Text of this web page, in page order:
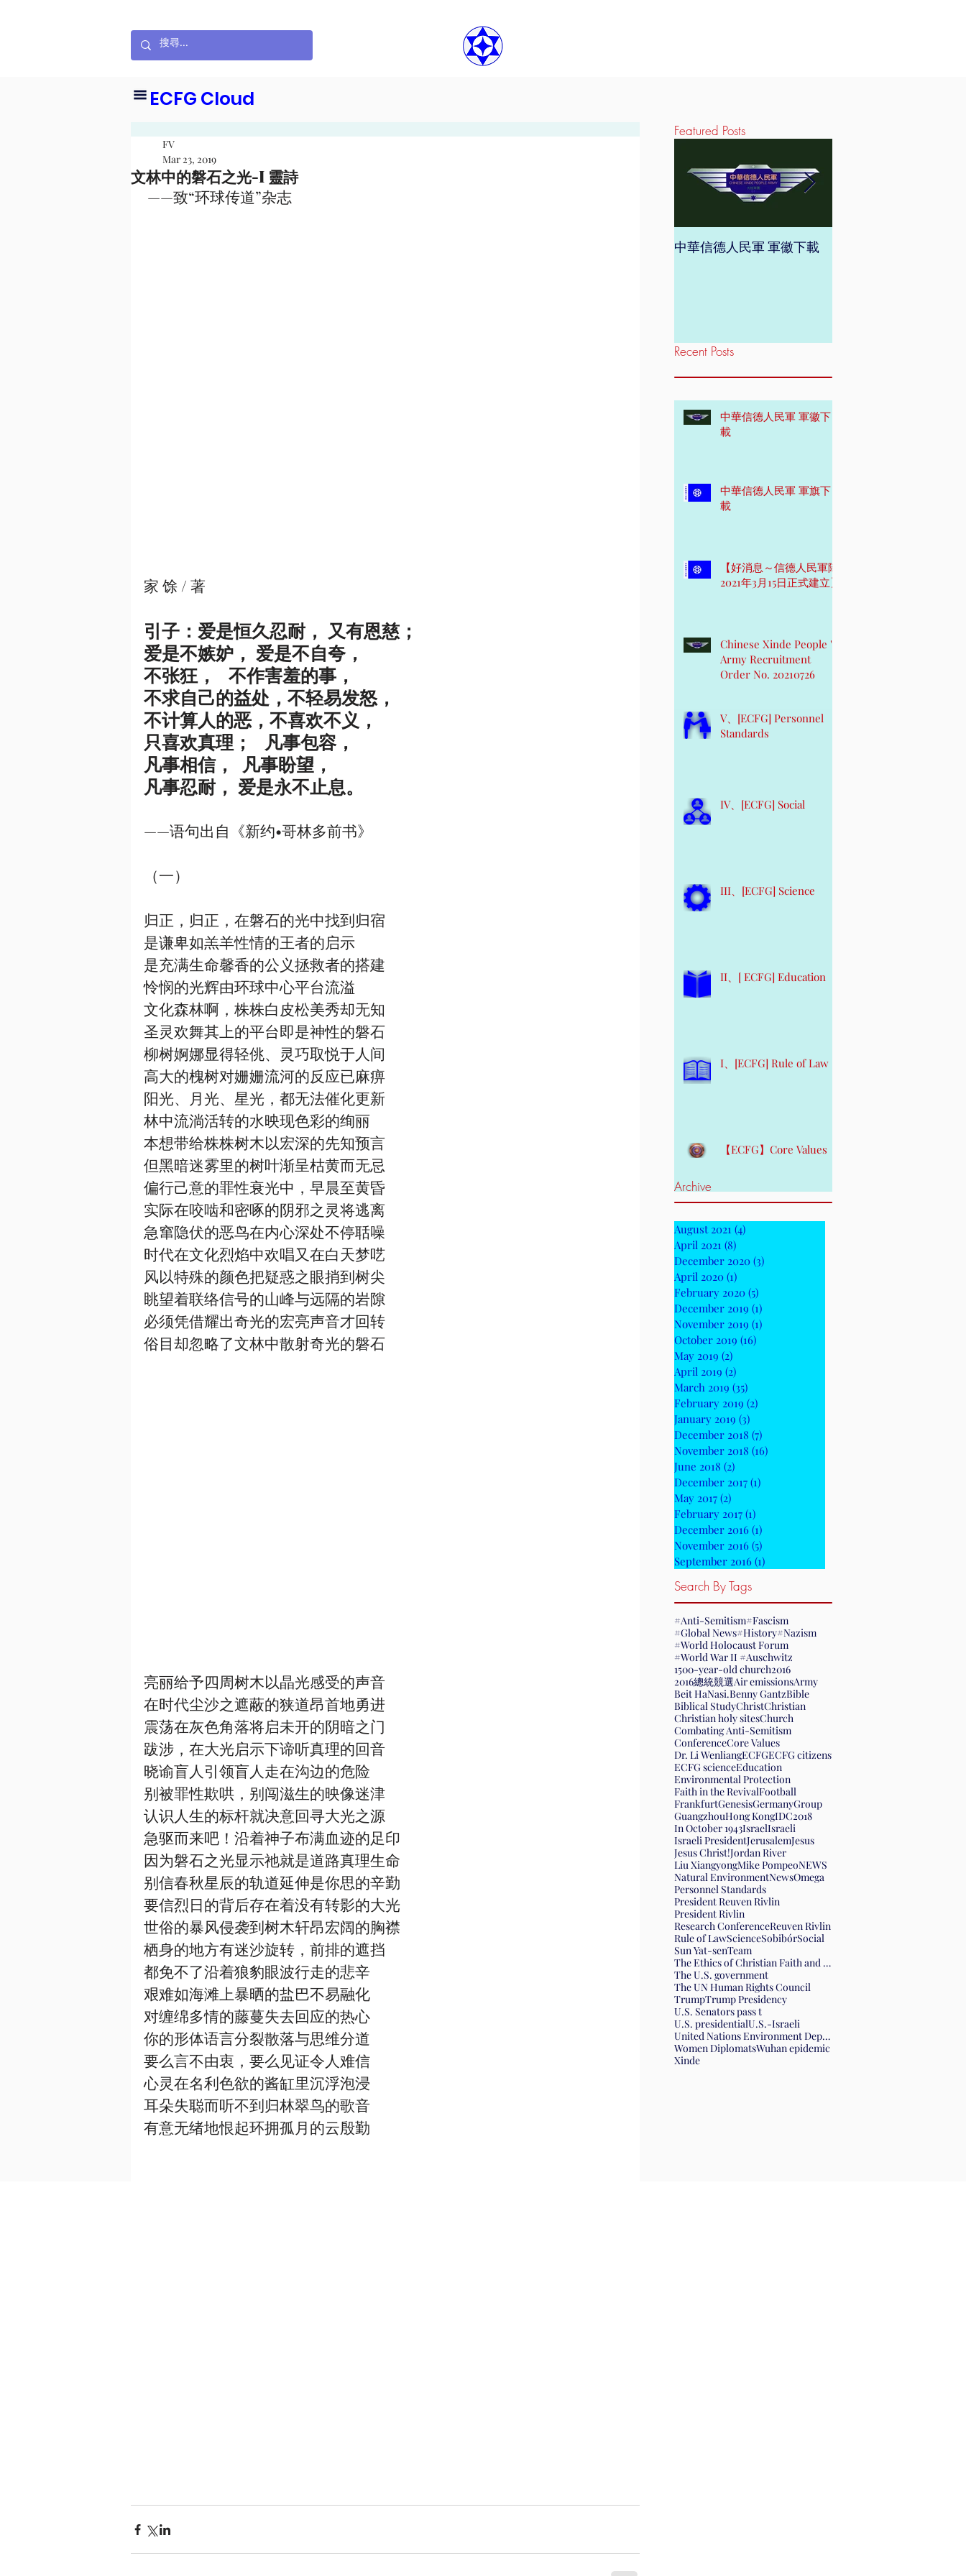
ECFG Cloud
Featured Posts
中華信德人民軍 軍徽下載
Recent Posts
中華信德人民軍 軍徽下
載
中華信德人民軍 軍旗下
載
【好消息～信德人民軍隊
2021年3月15日正式建立】
Chinese Xinde People 's
Army Recruitment
Order No. 20210726
V、[ECFG] Personnel
Standards
IV、[ECFG] Social
III、[ECFG] Science
II、[ ECFG] Education
I、[ECFG] Rule of Law
【ECFG】Core Values
Archive
August 2021 (4)
April 2021 (8)
December 2020 (3)
April 2020 (1)
February 2020 (5)
December 2019 (1)
November 2019 (1)
October 2019 (16)
May 2019 (2)
April 2019 (2)
March 2019 (35)
February 2019 (2)
January 2019 (3)
December 2018 (7)
November 2018 (16)
June 2018 (2)
December 2017 (1)
May 2017 (2)
February 2017 (1)
December 2016 (1)
November 2016 (5)
September 2016 (1)
Search By Tags
#Anti-Semitism#Fascism
#Global News#History#Nazism
#World Holocaust Forum
#World War II #Auschwitz
1500-year-old church2016
2016總統競選Air emissionsArmy
Beit HaNasi.Benny GantzBible
Biblical StudyChristChristian
Christian holy sitesChurch
Combating Anti-Semitism
ConferenceCore Values
Dr. Li WenliangECFGECFG citizens
ECFG scienceEducation
Environmental Protection
Faith in the RevivalFootball
FrankfurtGenesisGermanyGroup
GuangzhouHong KongIDC2018
In October 1943IsraelIsraeli
Israeli PresidentJerusalemJesus
Jesus Christ!Jordan River
Liu XiangyongMike PompeoNEWS
Natural EnvironmentNewsOmega
Personnel Standards
President Reuven Rivlin
President Rivlin
Research ConferenceReuven Rivlin
Rule of LawScienceSobibórSocial
Sun Yat-senTeam
The Ethics of Christian Faith and the Form of Government
The U.S. government
The UN Human Rights Council
TrumpTrump Presidency
U.S. Senators pass t
U.S. presidentialU.S.-Israeli
United Nations Environment Department
Women DiplomatsWuhan epidemic
Xinde
文林中的磐石之光-I 靈詩
FV
Mar 23, 2019
——致“环球传道”杂志
家 馀 / 著
引子：爱是恒久忍耐， 又有恩慈；
爱是不嫉妒， 爱是不自夸，
不张狂，   不作害羞的事，
不求自己的益处，不轻易发怒，
不计算人的恶，不喜欢不义，
只喜欢真理；   凡事包容，
凡事相信，  凡事盼望，
凡事忍耐， 爱是永不止息。
——语句出自《新约•哥林多前书》
（一）
归正，归正，在磐石的光中找到归宿
是谦卑如羔羊性情的王者的启示
是充满生命馨香的公义拯救者的搭建
怜悯的光辉由环球中心平台流溢
文化森林啊，株株白皮松美秀却无知
圣灵欢舞其上的平台即是神性的磐石
柳树婀娜显得轻佻、灵巧取悦于人间
高大的槐树对姗姗流河的反应已麻痹
阳光、月光、星光，都无法催化更新
林中流淌活转的水映现色彩的绚丽
本想带给株株树木以宏深的先知预言
但黑暗迷雾里的树叶渐呈枯黄而无忌
偏行己意的罪性衰光中，早晨至黄昏
实际在咬啮和密啄的阴邪之灵将逃离
急窜隐伏的恶鸟在内心深处不停聒噪
时代在文化烈焰中欢唱又在白天梦呓
风以特殊的颜色把疑惑之眼捎到树尖
眺望着联络信号的山峰与远隔的岩隙
必须凭借耀出奇光的宏亮声音才回转
俗目却忽略了文林中散射奇光的磐石
亮丽给予四周树木以晶光感受的声音
在时代尘沙之遮蔽的狭道昂首地勇进
震荡在灰色角落将启未开的阴暗之门
跋涉，在大光启示下谛听真理的回音
晓谕盲人引领盲人走在沟边的危险
别被罪性欺哄，别闯滋生的映像迷津
认识人生的标杆就决意回寻大光之源
急驱而来吧！沿着神子布满血迹的足印
因为磐石之光显示祂就是道路真理生命
别信春秋星辰的轨道延伸是你思的辛勤
要信烈日的背后存在着没有转影的大光
世俗的暴风侵袭到树木轩昂宏阔的胸襟
栖身的地方有迷沙旋转，前排的遮挡
都免不了沿着狼豹眼波行走的悲辛
艰难如海滩上暴晒的盐巴不易融化
对缠绵多情的藤蔓失去回应的热心
你的形体语言分裂散落与思维分道
要么言不由衷，要么见证令人难信
心灵在名利色欲的酱缸里沉浮泡浸
耳朵失聪而听不到归林翠鸟的歌音
有意无绪地恨起环拥孤月的云殷勤